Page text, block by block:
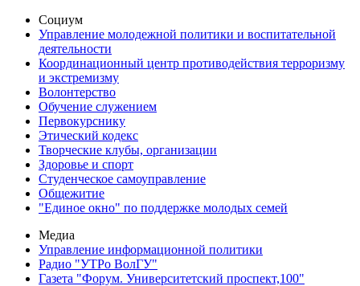
Социум
Управление молодежной политики и воспитательной
деятельности
Координационный центр противодействия терроризму
и экстремизму
Волонтерство
Обучение служением
Первокурснику
Этический кодекс
Творческие клубы, организации
Здоровье и спорт
Студенческое самоуправление
Общежитие
"Единое окно" по поддержке молодых семей
Медиа
Управление информационной политики
Радио "УТРо ВолГУ"
Газета "Форум. Университетский проспект,100"